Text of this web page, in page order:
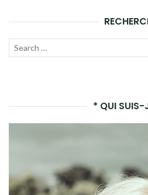
Recherche
* QUI SUIS-